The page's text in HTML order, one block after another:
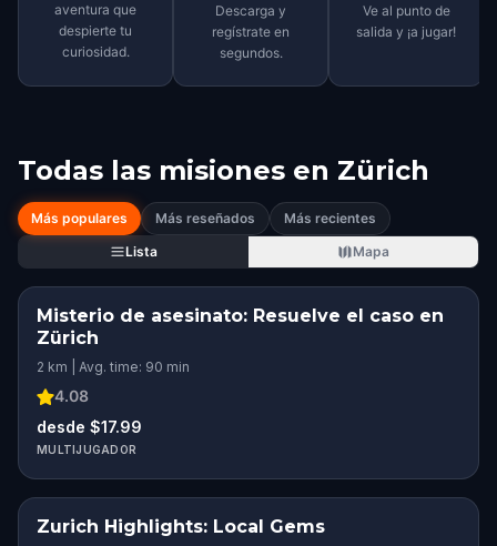
aventura que
despierte tu
curiosidad.
Descarga y
regístrate en
segundos.
Ve al punto de
salida y ¡a jugar!
Todas las misiones en Zürich
Más populares Más reseñados
Más recientes
Lista
Mapa
Misterio de asesinato: Resuelve el caso en
Zürich
2 km | Avg. time: 90 min
4.08
desde $17.99
MULTIJUGADOR
Zurich Highlights: Local Gems